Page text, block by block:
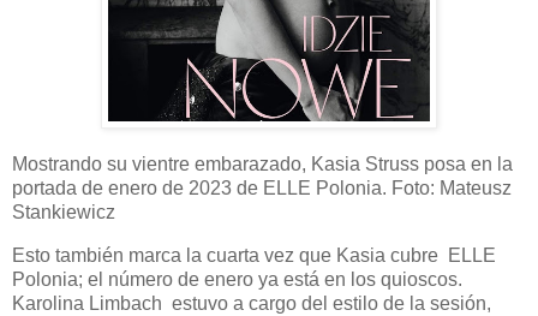
Mostrando su vientre embarazado, Kasia Struss posa en la
portada de enero de 2023 de ELLE Polonia. Foto: Mateusz
Stankiewicz
Esto también marca la cuarta vez que Kasia cubre ELLE
Polonia; el número de enero ya está en los quioscos.
Karolina Limbach estuvo a cargo del estilo de la sesión,